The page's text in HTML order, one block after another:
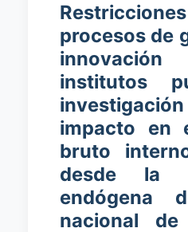
procesos de
institutos
impacto en
bruto
desde la
endógena
nacional de